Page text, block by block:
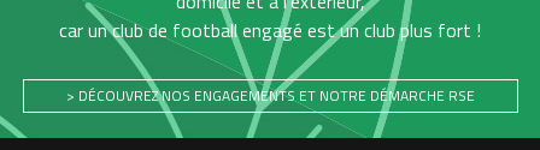
car un club de football engagé est un club plus fort !
> DÉCOUVREZ NOS ENGAGEMENTS ET NOTRE DÉMARCHE RSE